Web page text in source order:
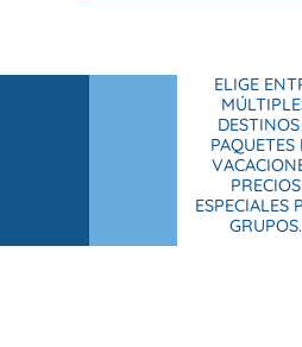
ELIGE
PAQUETES
PRECIOS
ESPECIALES
GRUPOS.